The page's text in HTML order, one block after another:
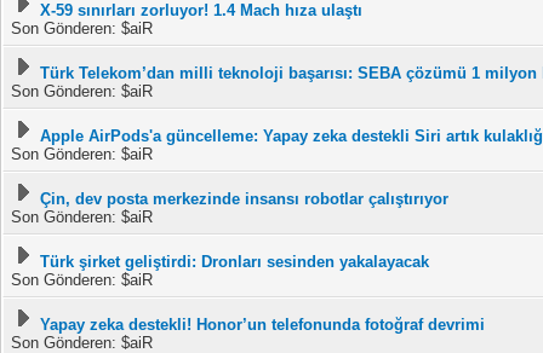
X-59 sınırları zorluyor! 1.4 Mach hıza ulaştı
Son Gönderen: $aiR
Türk Telekom’dan milli teknoloji başarısı: SEBA çözümü 1 milyon
Son Gönderen: $aiR
Apple AirPods'a güncelleme: Yapay zeka destekli Siri artık
Son Gönderen: $aiR
Çin, dev posta merkezinde insansı robotlar çalıştırıyor
Son Gönderen: $aiR
Türk şirket geliştirdi: Dronları sesinden yakalayacak
Son Gönderen: $aiR
Yapay zeka destekli! Honor’un telefonunda fotoğraf devrimi
Son Gönderen: $aiR